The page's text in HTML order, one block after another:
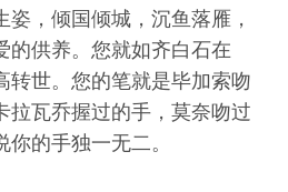
，倾国倾城，沉鱼落雁，
的供养。您就如齐白石在
转世。您的笔就是毕加索吻
拉瓦乔握过的手，莫奈吻过
的手独一无二。